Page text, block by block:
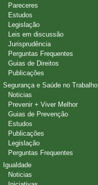
Pareceres
Estudos
Legislação
Leis em discussão
Jurisprudência
Perguntas Frequentes
Guias de Direitos
Publicações
Segurança e Saúde no Trabalho
Noticias
Prevenir + Viver Melhor
Guias de Prevenção
Estudos
Publicações
Legislação
Perguntas Frequentes
Igualdade
Noticias